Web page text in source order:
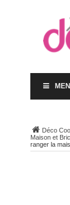
Déco
Maison et
ranger la